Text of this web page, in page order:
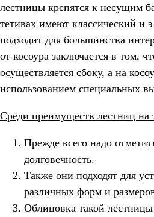
лестницы крепятся к несущим
тетивах имеют классический и
подходит для большинства
от косоура заключается в том,
осуществляется сбоку, а на
использованием специальных
Среди преимуществ лестниц на
Прежде всего надо
долговечность.
Также они подходят для
различных форм и
Облицовка такой